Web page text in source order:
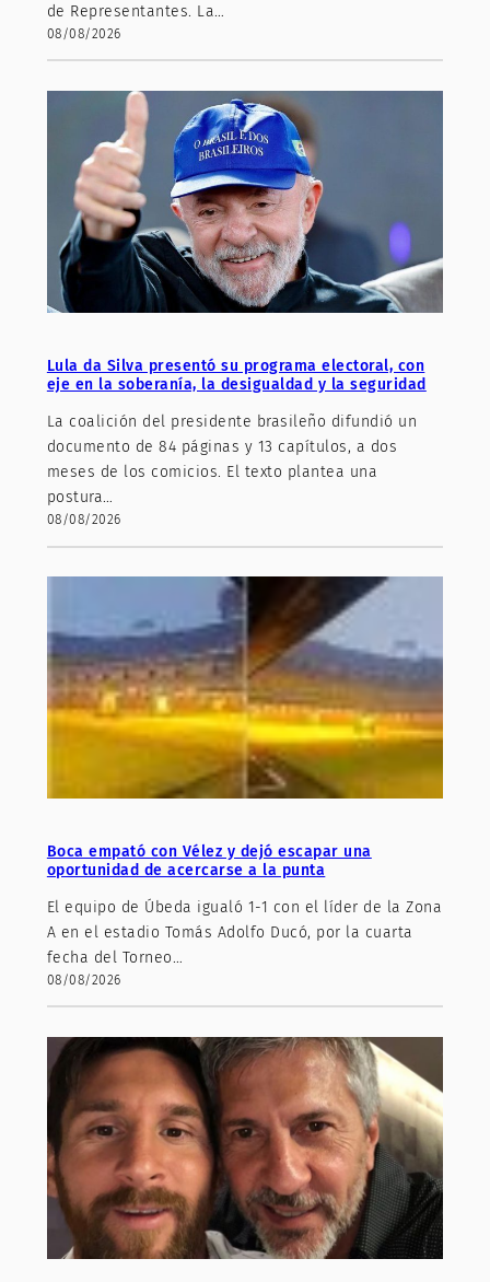
de Representantes. La…
08/08/2026
Lula da Silva presentó su programa electoral, con
eje en la soberanía, la desigualdad y la seguridad
La coalición del presidente brasileño difundió un
documento de 84 páginas y 13 capítulos, a dos
meses de los comicios. El texto plantea una
postura…
08/08/2026
Boca empató con Vélez y dejó escapar una
oportunidad de acercarse a la punta
El equipo de Úbeda igualó 1-1 con el líder de la Zona
A en el estadio Tomás Adolfo Ducó, por la cuarta
fecha del Torneo…
08/08/2026